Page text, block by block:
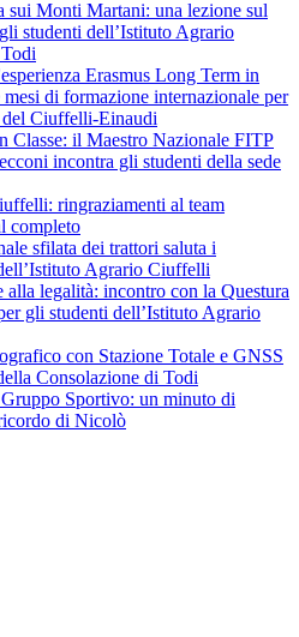
sui Monti Martani: una lezione sul
studenti dell’Istituto Agrario
Erasmus Long Term in
mesi di formazione internazionale per
del Ciuffelli-Einaudi
Classe: il Maestro Nazionale FITP
incontra gli studenti della sede
ringraziamenti al team
completo
sfilata dei trattori saluta i
Agrario Ciuffelli
alla legalità: incontro con la Questura
gli studenti dell’Istituto Agrario
con Stazione Totale e GNSS
Consolazione di Todi
Sportivo: un minuto di
di Nicolò